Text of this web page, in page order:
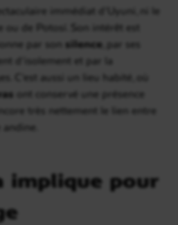
immédiat d’Uyuni, ni le
ou de Potosí. Son intérêt est
par son silence , par ses
d’isolement et par la
C’est aussi un lieu habité, où
ont conservé une présence
très nettement le lien entre
implique pour